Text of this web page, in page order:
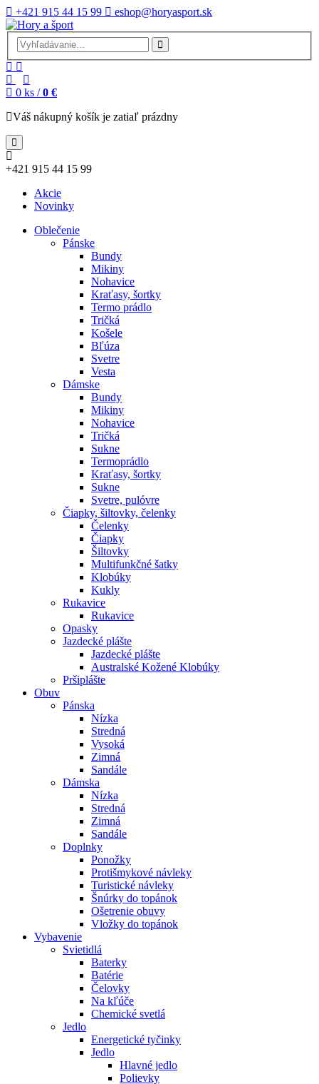
+421 915 44 15 99 eshop@horyasport.sk
0 ks / 0 €
Váš nákupný košík je zatiaľ prázdny
+421 915 44 15 99
Akcie
Novinky
Oblečenie
Pánske
Bundy
Mikiny
Nohavice
Kraťasy, šortky
Termo prádlo
Tričká
Košele
Bľúza
Svetre
Vesta
Dámske
Bundy
Mikiny
Nohavice
Tričká
Sukne
Termoprádlo
Kraťasy, šortky
Sukne
Svetre, pulóvre
Čiapky, šiltovky, čelenky
Čelenky
Čiapky
Šiltovky
Multifunkčné šatky
Klobúky
Kukly
Rukavice
Rukavice
Opasky
Jazdecké plášte
Jazdecké plášte
Australské Kožené Klobúky
Pršiplášte
Obuv
Pánska
Nízka
Stredná
Vysoká
Zimná
Sandále
Dámska
Nízka
Stredná
Zimná
Sandále
Doplnky
Ponožky
Protišmykové návleky
Turistické návleky
Šnúrky do topánok
Ošetrenie obuvy
Vložky do topánok
Vybavenie
Svietidlá
Baterky
Batérie
Čelovky
Na kľúče
Chemické svetlá
Jedlo
Energetické tyčinky
Jedlo
Hlavné jedlo
Polievky